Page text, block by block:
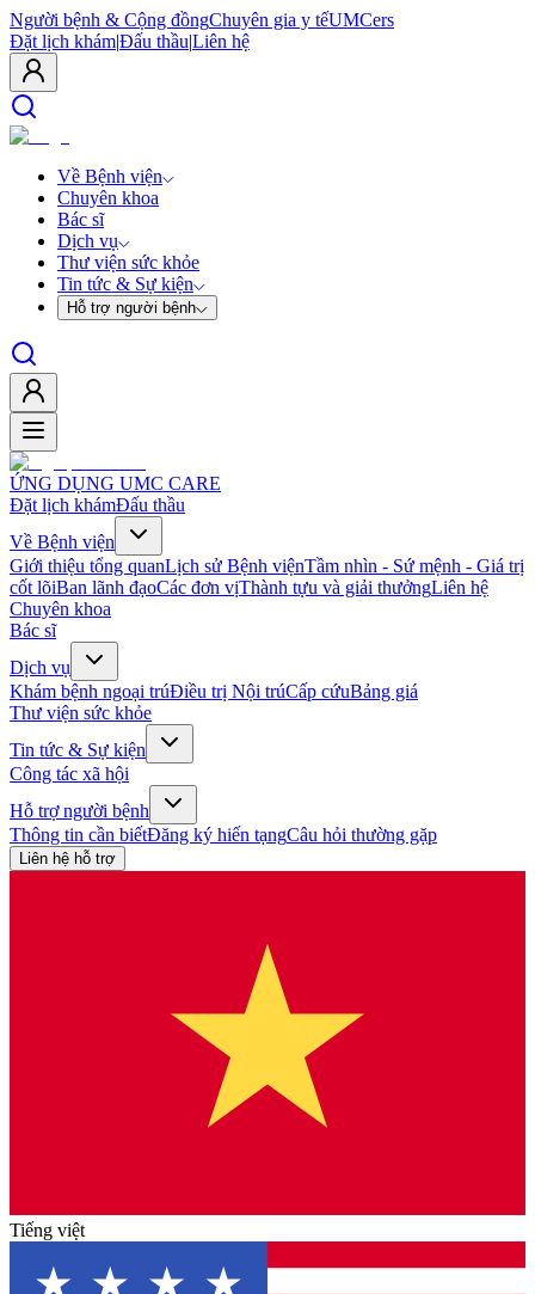
Người bệnh & Cộng đồngChuyên gia y tếUMCers
Đặt lịch khám|Đấu thầu|Liên hệ
Về Bệnh viện
Chuyên khoa
Bác sĩ
Dịch vụ
Thư viện sức khỏe
Tin tức & Sự kiện
Hỗ trợ người bệnh
ỨNG DỤNG UMC CARE
Đặt lịch khámĐấu thầu
Về Bệnh viện
Giới thiệu tổng quanLịch sử Bệnh việnTầm nhìn - Sứ mệnh - Giá trị
cốt lõiBan lãnh đạoCác đơn vịThành tựu và giải thưởngLiên hệ
Chuyên khoa
Bác sĩ
Dịch vụ
Khám bệnh ngoại trúĐiều trị Nội trúCấp cứuBảng giá
Thư viện sức khỏe
Tin tức & Sự kiện
Công tác xã hội
Hỗ trợ người bệnh
Thông tin cần biếtĐăng ký hiến tạngCâu hỏi thường gặp
Liên hệ hỗ trợ
Tiếng việt